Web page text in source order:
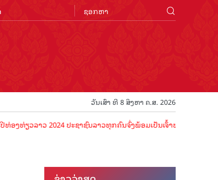
ວັນເສົາ ທີ 8 ສິງຫາ ຄ.ສ. 2026
ວລາວ 2024 ປະຊາຊົນລາວທຸກຄົນຈົ່ງພ້ອມເປັນເຈົ້າພາບທີ່ດີ ຕ້ອນຮັບນັກ